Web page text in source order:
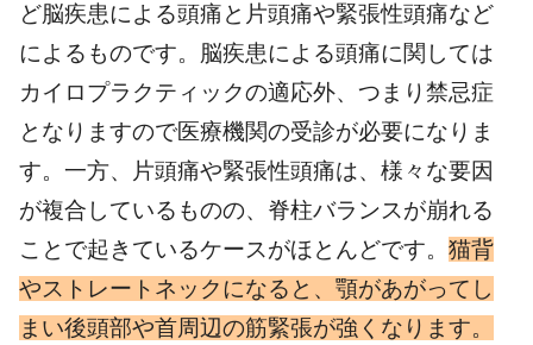
ど脳疾患による頭痛と片頭痛や緊張性頭痛など
によるものです。脳疾患による頭痛に関しては
カイロプラクティックの適応外、つまり禁忌症
となりますので医療機関の受診が必要になりま
す。一方、片頭痛や緊張性頭痛は、様々な要因
が複合しているものの、脊柱バランスが崩れる
ことで起きているケースがほとんどです。 猫背
やストレートネックになると、顎があがってし
まい後頭部や首周辺の筋緊張が強くなります。